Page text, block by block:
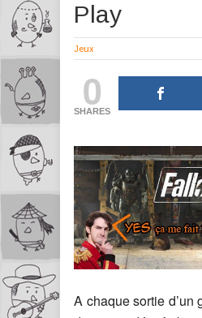
Play
Jeux
0
SHARES
A chaque sortie d’un